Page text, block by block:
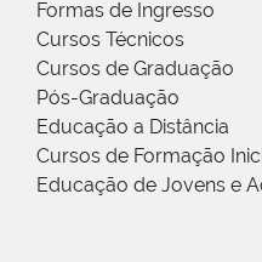
Formas de Ingresso
Cursos Técnicos
Cursos de Graduação
Pós-Graduação
Educação a Distância
Cursos de Formação
Educação de Jovens e